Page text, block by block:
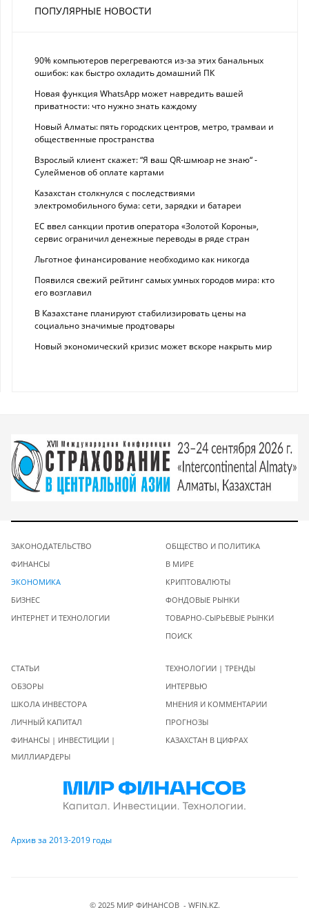
ПОПУЛЯРНЫЕ НОВОСТИ
90% компьютеров перегреваются из-за этих банальных
ошибок: как быстро охладить домашний ПК
Новая функция WhatsApp может навредить вашей
приватности: что нужно знать каждому
Новый Алматы: пять городских центров, метро, трамваи и
общественные пространства
Взрослый клиент скажет: “Я ваш QR-шмюар не знаю“ -
Сулейменов об оплате картами
Казахстан столкнулся с последствиями
электромобильного бума: сети, зарядки и батареи
ЕС ввел санкции против оператора «Золотой Короны»,
сервис ограничил денежные переводы в ряде стран
Льготное финансирование необходимо как никогда
Появился свежий рейтинг самых умных городов мира: кто
его возглавил
В Казахстане планируют стабилизировать цены на
социально значимые продтовары
Новый экономический кризис может вскоре накрыть мир
ЗАКОНОДАТЕЛЬСТВО
ФИНАНСЫ
ЭКОНОМИКА
БИЗНЕС
ИНТЕРНЕТ И ТЕХНОЛОГИИ
ОБЩЕСТВО И ПОЛИТИКА
В МИРЕ
КРИПТОВАЛЮТЫ
ФОНДОВЫЕ РЫНКИ
ТОВАРНО-СЫРЬЕВЫЕ РЫНКИ
ПОИСК
СТАТЬИ
ОБЗОРЫ
ШКОЛА ИНВЕСТОРА
ЛИЧНЫЙ КАПИТАЛ
ФИНАНСЫ | ИНВЕСТИЦИИ |
МИЛЛИАРДЕРЫ
ТЕХНОЛОГИИ | ТРЕНДЫ
ИНТЕРВЬЮ
МНЕНИЯ И КОММЕНТАРИИ
ПРОГНОЗЫ
КАЗАХСТАН В ЦИФРАХ
Архив за 2013-2019 годы
© 2025 МИР ФИНАНСОВ - WFIN.KZ.